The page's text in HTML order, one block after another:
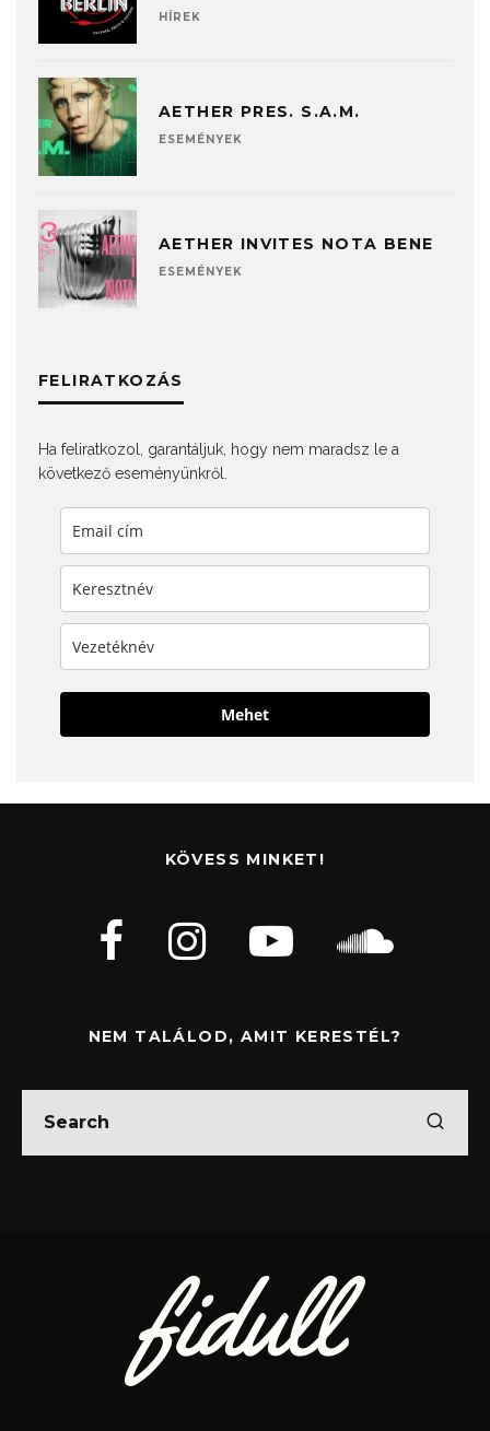
HÍREK
AETHER PRES. S.A.M.
ESEMÉNYEK
AETHER INVITES NOTA BENE
ESEMÉNYEK
FELIRATKOZÁS
Ha feliratkozol, garantáljuk, hogy nem maradsz le a
következő eseményünkről.
Mehet
KÖVESS MINKET!
NEM TALÁLOD, AMIT KERESTÉL?